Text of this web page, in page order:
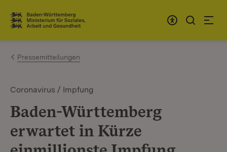
Zum Inhalt springen
Link zur Startseite
Pressemitteilungen
Coronavirus / Impfung
Baden-Württemberg
erwartet in Kürze